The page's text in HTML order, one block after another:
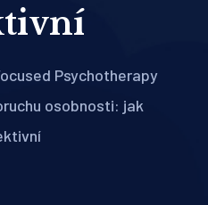
Psychotherapy
osobnosti: jak